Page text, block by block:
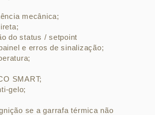
mecânica;
do status / setpoint
e erros de sinalização;
SMART;
gelo;
se a garrafa térmica não